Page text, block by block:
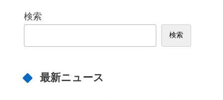
検索
検索
最新ニュース